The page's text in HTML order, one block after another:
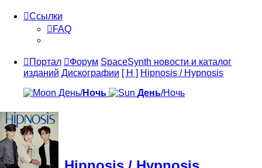
Ссылки
FAQ
Портал Форум SpaceSynth новости и каталог
изданий Дискографии [ H ] Hipnosis / Hypnosis
День/Ночь День/Ночь